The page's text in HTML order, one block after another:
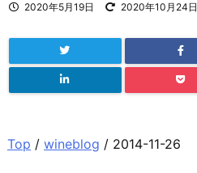
2020年5月19日 2020年10月24日
Top / wineblog / 2014-11-26